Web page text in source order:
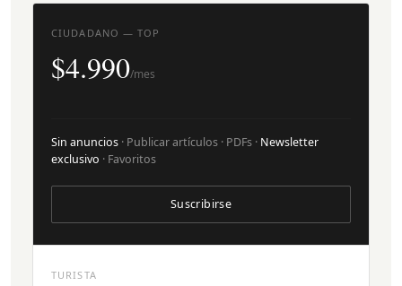
TURISTA
CIUDADANO — TOP
$4.990/mes
Sin anuncios · Publicar artículos · PDFs · Newsletter
exclusivo · Favoritos
Suscribirse